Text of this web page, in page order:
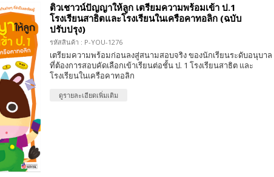
ติวเชาวน์ปัญญาให้ลูก เตรียมความพร้อมเข้า ป.1
โรงเรียนสาธิตและโรงเรียนในเครือคาทอลิก (ฉบับ
ปรับปรุง)
รหัสสินค้า : P-YOU-1276
เตรียมความพร้อมก่อนลงสู่สนามสอบจริง ของนักเรียนระดับอนุบาล
ที่ต้องการสอบคัดเลือกเข้าเรียนต่อชั้น ป. 1 โรงเรียนสาธิต และ
โรงเรียนในเครือคาทอลิก
ดูรายละเอียดเพิ่มเติม